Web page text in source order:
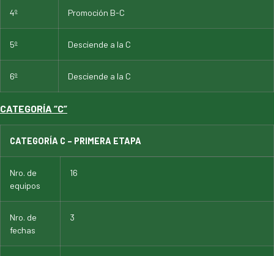
4º Promoción B-C
5º Desciende a la C
6º Desciende a la C
CATEGORÍA “C”
CATEGORÍA C – PRIMERA ETAPA
Nro. de
equipos
16
Nro. de
fechas
3